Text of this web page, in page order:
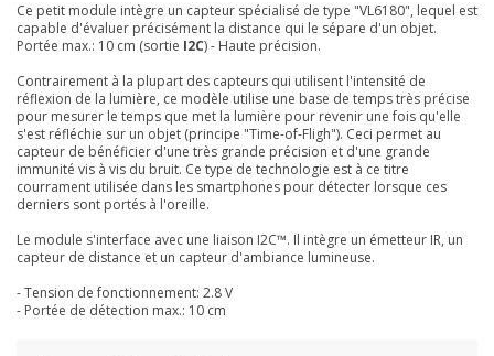
Ce petit module intègre un capteur spécialisé de type "VL6180", lequel est
capable d'évaluer précisément la distance qui le sépare d'un objet.
Portée max.: 10 cm (sortie I2C) - Haute précision.
Contrairement à la plupart des capteurs qui utilisent l'intensité de
réflexion de la lumière, ce modèle utilise une base de temps très précise
pour mesurer le temps que met la lumière pour revenir une fois qu'elle
s'est réfléchie sur un objet (principe "Time-of-Fligh"). Ceci permet au
capteur de bénéficier d'une très grande précision et d'une grande
immunité vis à vis du bruit. Ce type de technologie est à ce titre
courrament utilisée dans les smartphones pour détecter lorsque ces
derniers sont portés à l'oreille.
Le module s'interface avec une liaison I2C™. Il intègre un émetteur IR, un
capteur de distance et un capteur d'ambiance lumineuse.
- Tension de fonctionnement: 2.8 V
- Portée de détection max.: 10 cm